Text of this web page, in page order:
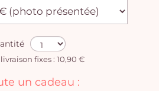
fixes : 10,90 €
un cadeau :